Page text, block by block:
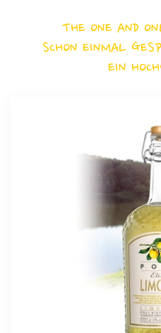
THE ONE AND
SCHON EINMAL
EIN